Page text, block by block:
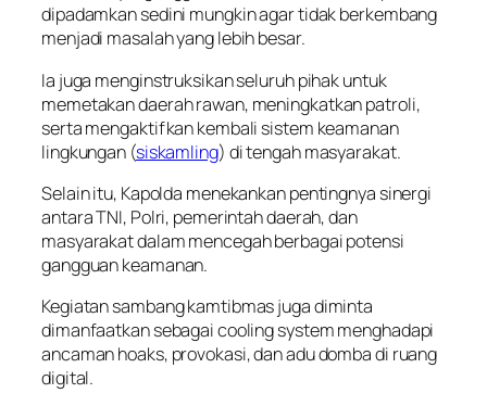
dipadamkan sedini mungkin agar tidak berkembang
menjadi masalah yang lebih besar.
Ia juga menginstruksikan seluruh pihak untuk
memetakan daerah rawan, meningkatkan patroli,
serta mengaktifkan kembali sistem keamanan
lingkungan (siskamling) di tengah masyarakat.
Selain itu, Kapolda menekankan pentingnya sinergi
antara TNI, Polri, pemerintah daerah, dan
masyarakat dalam mencegah berbagai potensi
gangguan keamanan.
Kegiatan sambang kamtibmas juga diminta
dimanfaatkan sebagai cooling system menghadapi
ancaman hoaks, provokasi, dan adu domba di ruang
digital.